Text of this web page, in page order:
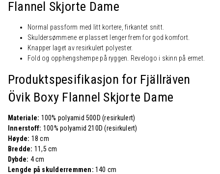
Flannel Skjorte Dame
Normal passform med litt kortere, firkantet snitt.
Skuldersømmene er plassert lenger frem for god komfort.
Knapper laget av resirkulert polyester.
Fold og opphengshempe på ryggen. Revelogo i skinn på ermet.
Produktspesifikasjon for Fjällräven
Övik Boxy Flannel Skjorte Dame
Materiale: 100% polyamid 500D (resirkulert)
Innerstoff: 100% polyamid 210D (resirkulert)
Høyde: 18 cm
Bredde: 11,5 cm
Dybde: 4 cm
Lengde på skulderremmen: 140 cm